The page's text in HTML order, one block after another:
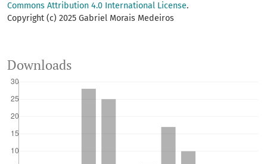
Commons Attribution 4.0 International License.
Copyright (c) 2025 Gabriel Morais Medeiros
Downloads